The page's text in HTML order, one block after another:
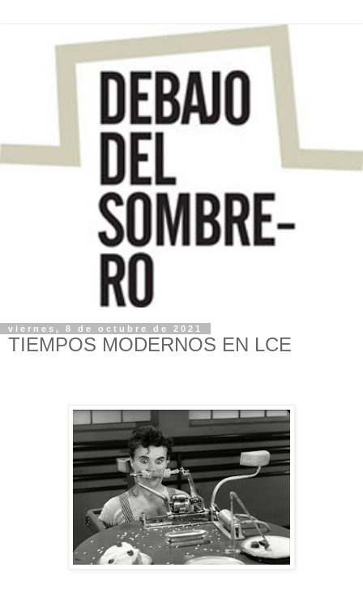
viernes, 8 de octubre de 2021
TIEMPOS MODERNOS EN LCE